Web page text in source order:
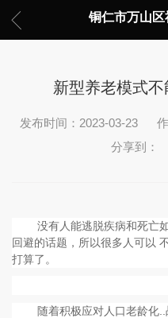
铜仁市万山
新型养老模式不
发布时间：2023-03-23
分享到：
没有人能逃脱疾病和死亡
回避的话题，所以很多人可以
打算了。
随着积极应对人口老龄化